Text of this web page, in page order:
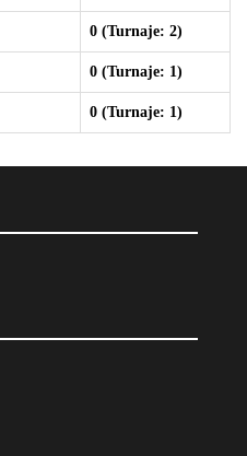
0 (Turnaje: 2)
0 (Turnaje: 1)
0 (Turnaje: 1)